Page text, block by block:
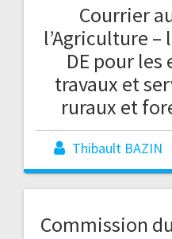
Courrier
l’Agriculture –
DE pour
travaux et
ruraux et
Thibault BAZIN
Commission